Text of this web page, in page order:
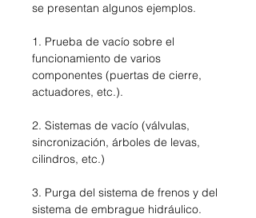
se presentan algunos ejemplos.
1. Prueba de vacío sobre el
funcionamiento de varios
componentes (puertas de cierre,
actuadores, etc.).
2. Sistemas de vacío (válvulas,
sincronización, árboles de levas,
cilindros, etc.)
3. Purga del sistema de frenos y del
sistema de embrague hidráulico.